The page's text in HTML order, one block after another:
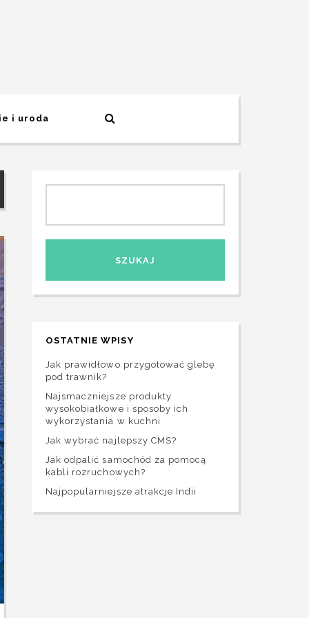
i uroda
OSTATNIE WPISY
Jak prawidłowo przygotować glebę
pod trawnik?
Najsmaczniejsze produkty
wysokobiałkowe i sposoby ich
wykorzystania w kuchni
Jak wybrać najlepszy CMS?
Jak odpalić samochód za pomocą
kabli rozruchowych?
Najpopularniejsze atrakcje Indii